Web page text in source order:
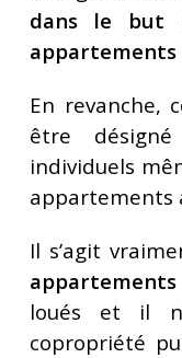
dans le but
appartements
En revanche,
être
individuels
appartements
Il s’agit
loués et il
copropriété